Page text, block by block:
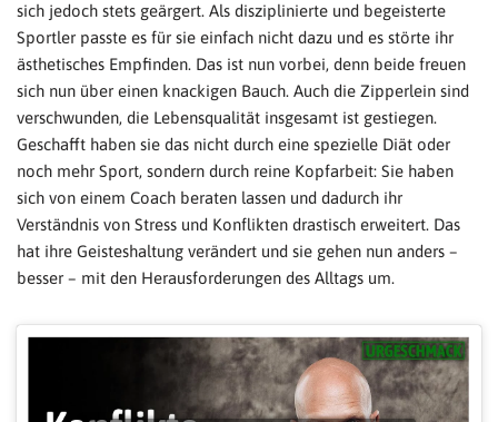
sich jedoch stets geärgert. Als disziplinierte und begeisterte
Sportler passte es für sie einfach nicht dazu und es störte ihr
ästhetisches Empfinden. Das ist nun vorbei, denn beide freuen
sich nun über einen knackigen Bauch. Auch die Zipperlein sind
verschwunden, die Lebensqualität insgesamt ist gestiegen.
Geschafft haben sie das nicht durch eine spezielle Diät oder
noch mehr Sport, sondern durch reine Kopfarbeit: Sie haben
sich von einem Coach beraten lassen und dadurch ihr
Verständnis von Stress und Konflikten drastisch erweitert. Das
hat ihre Geisteshaltung verändert und sie gehen nun anders –
besser – mit den Herausforderungen des Alltags um.